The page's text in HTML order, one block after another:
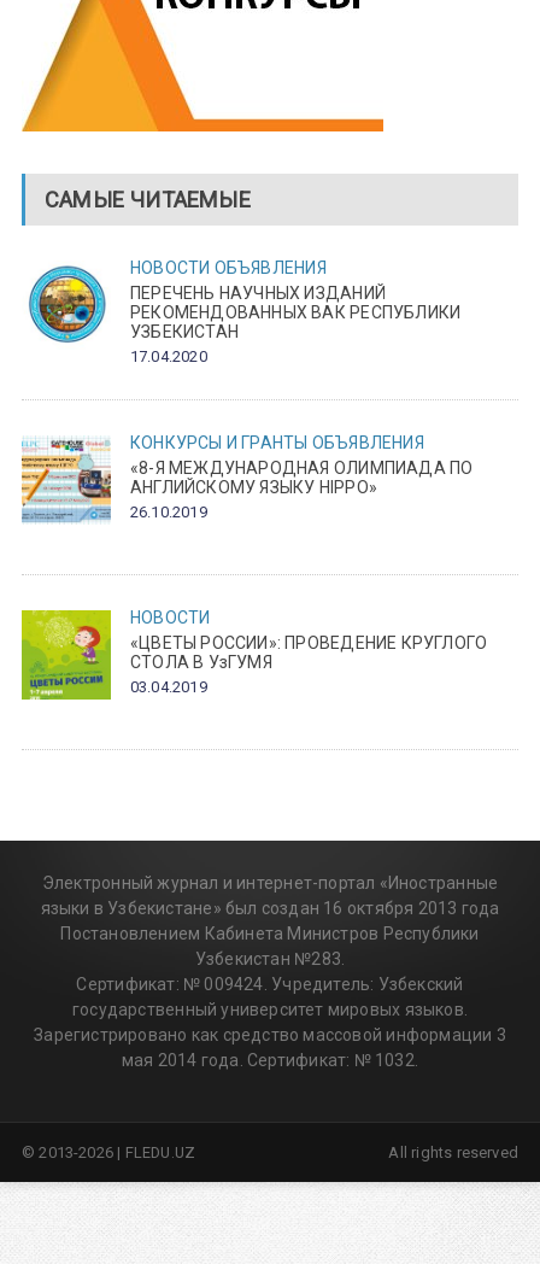
САМЫЕ ЧИТАЕМЫЕ
НОВОСТИ ОБЪЯВЛЕНИЯ
ПЕРЕЧЕНЬ НАУЧНЫХ ИЗДАНИЙ
РЕКОМЕНДОВАННЫХ ВАК РЕСПУБЛИКИ
УЗБЕКИСТАН
17.04.2020
КОНКУРСЫ И ГРАНТЫ ОБЪЯВЛЕНИЯ
«8-Я МЕЖДУНАРОДНАЯ ОЛИМПИАДА ПО
АНГЛИЙСКОМУ ЯЗЫКУ HIPPO»
26.10.2019
НОВОСТИ
«ЦВЕТЫ РОССИИ»: ПРОВЕДЕНИЕ КРУГЛОГО
СТОЛА В УзГУМЯ
03.04.2019
Электронный журнал и интернет-портал «Иностранные
языки в Узбекистане» был создан 16 октября 2013 года
Постановлением Кабинета Министров Республики
Узбекистан №283.
Сертификат: № 009424. Учредитель: Узбекский
государственный университет мировых языков.
Зарегистрировано как средство массовой информации 3
мая 2014 года. Сертификат: № 1032.
All rights reserved
© 2013-2026 | FLEDU.UZ